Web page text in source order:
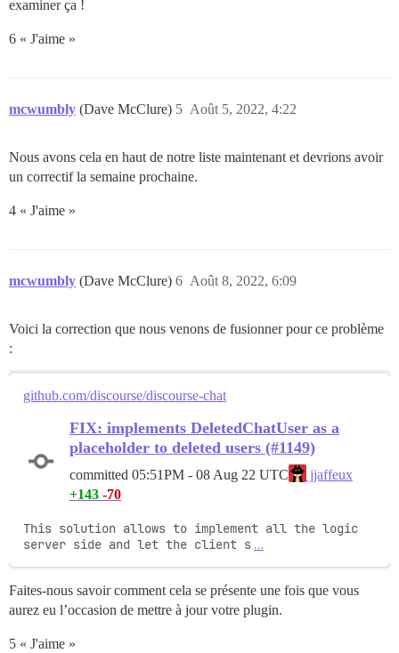
examiner ça !
6 « J'aime »
mcwumbly (Dave McClure) Août 5, 2022, 4:22
5
Nous avons cela en haut de notre liste maintenant et devrions avoir
un correctif la semaine prochaine.
4 « J'aime »
mcwumbly (Dave McClure) Août 8, 2022, 6:09
6
Voici la correction que nous venons de fusionner pour ce problème
:
github.com/discourse/discourse-chat
FIX: implements DeletedChatUser as a
placeholder to deleted users (#1149)
committed 05:51PM - 08 Aug 22 UTC
jjaffeux
+143 -70
This solution allows to implement all the logic
server side and let the client s …
Faites-nous savoir comment cela se présente une fois que vous
aurez eu l’occasion de mettre à jour votre plugin.
5 « J'aime »